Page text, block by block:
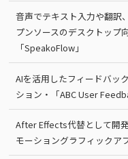
音声でテキスト入力や翻訳
プンソースのデスクトップ
「SpeakoFlow」
AIを活用したフィードバッ
ション・「ABC User
After Effects代替として開
モーショングラフィックア